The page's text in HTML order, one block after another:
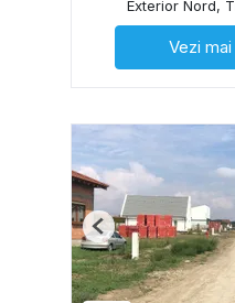
Exterior Nord,
Vezi
Previous